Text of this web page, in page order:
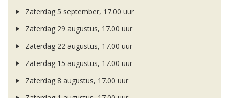
Zaterdag 5 september, 17.00 uur
Zaterdag 29 augustus, 17.00 uur
Zaterdag 22 augustus, 17.00 uur
Zaterdag 15 augustus, 17.00 uur
Zaterdag 8 augustus, 17.00 uur